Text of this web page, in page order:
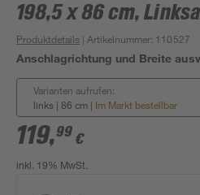
198,5 x 86 cm,
Produktdetails | Artikelnummer: 110527
Anschlagrichtung und Breite
Varianten aufrufen:
links | 86 cm | Im Markt bestellbar
119,99 €
inkl. 19% MwSt.